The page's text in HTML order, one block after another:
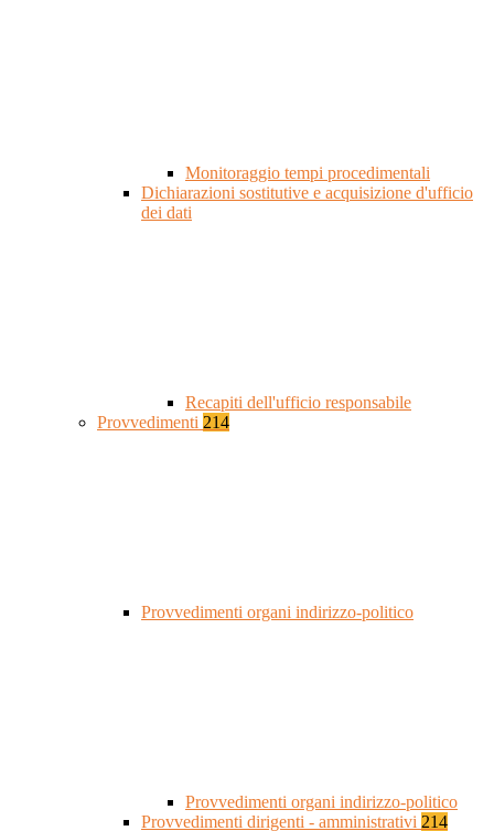
Monitoraggio tempi procedimentali
Dichiarazioni sostitutive e acquisizione d'ufficio
dei dati
Recapiti dell'ufficio responsabile
Provvedimenti 214
Provvedimenti organi indirizzo-politico
Provvedimenti organi indirizzo-politico
Provvedimenti dirigenti - amministrativi 214